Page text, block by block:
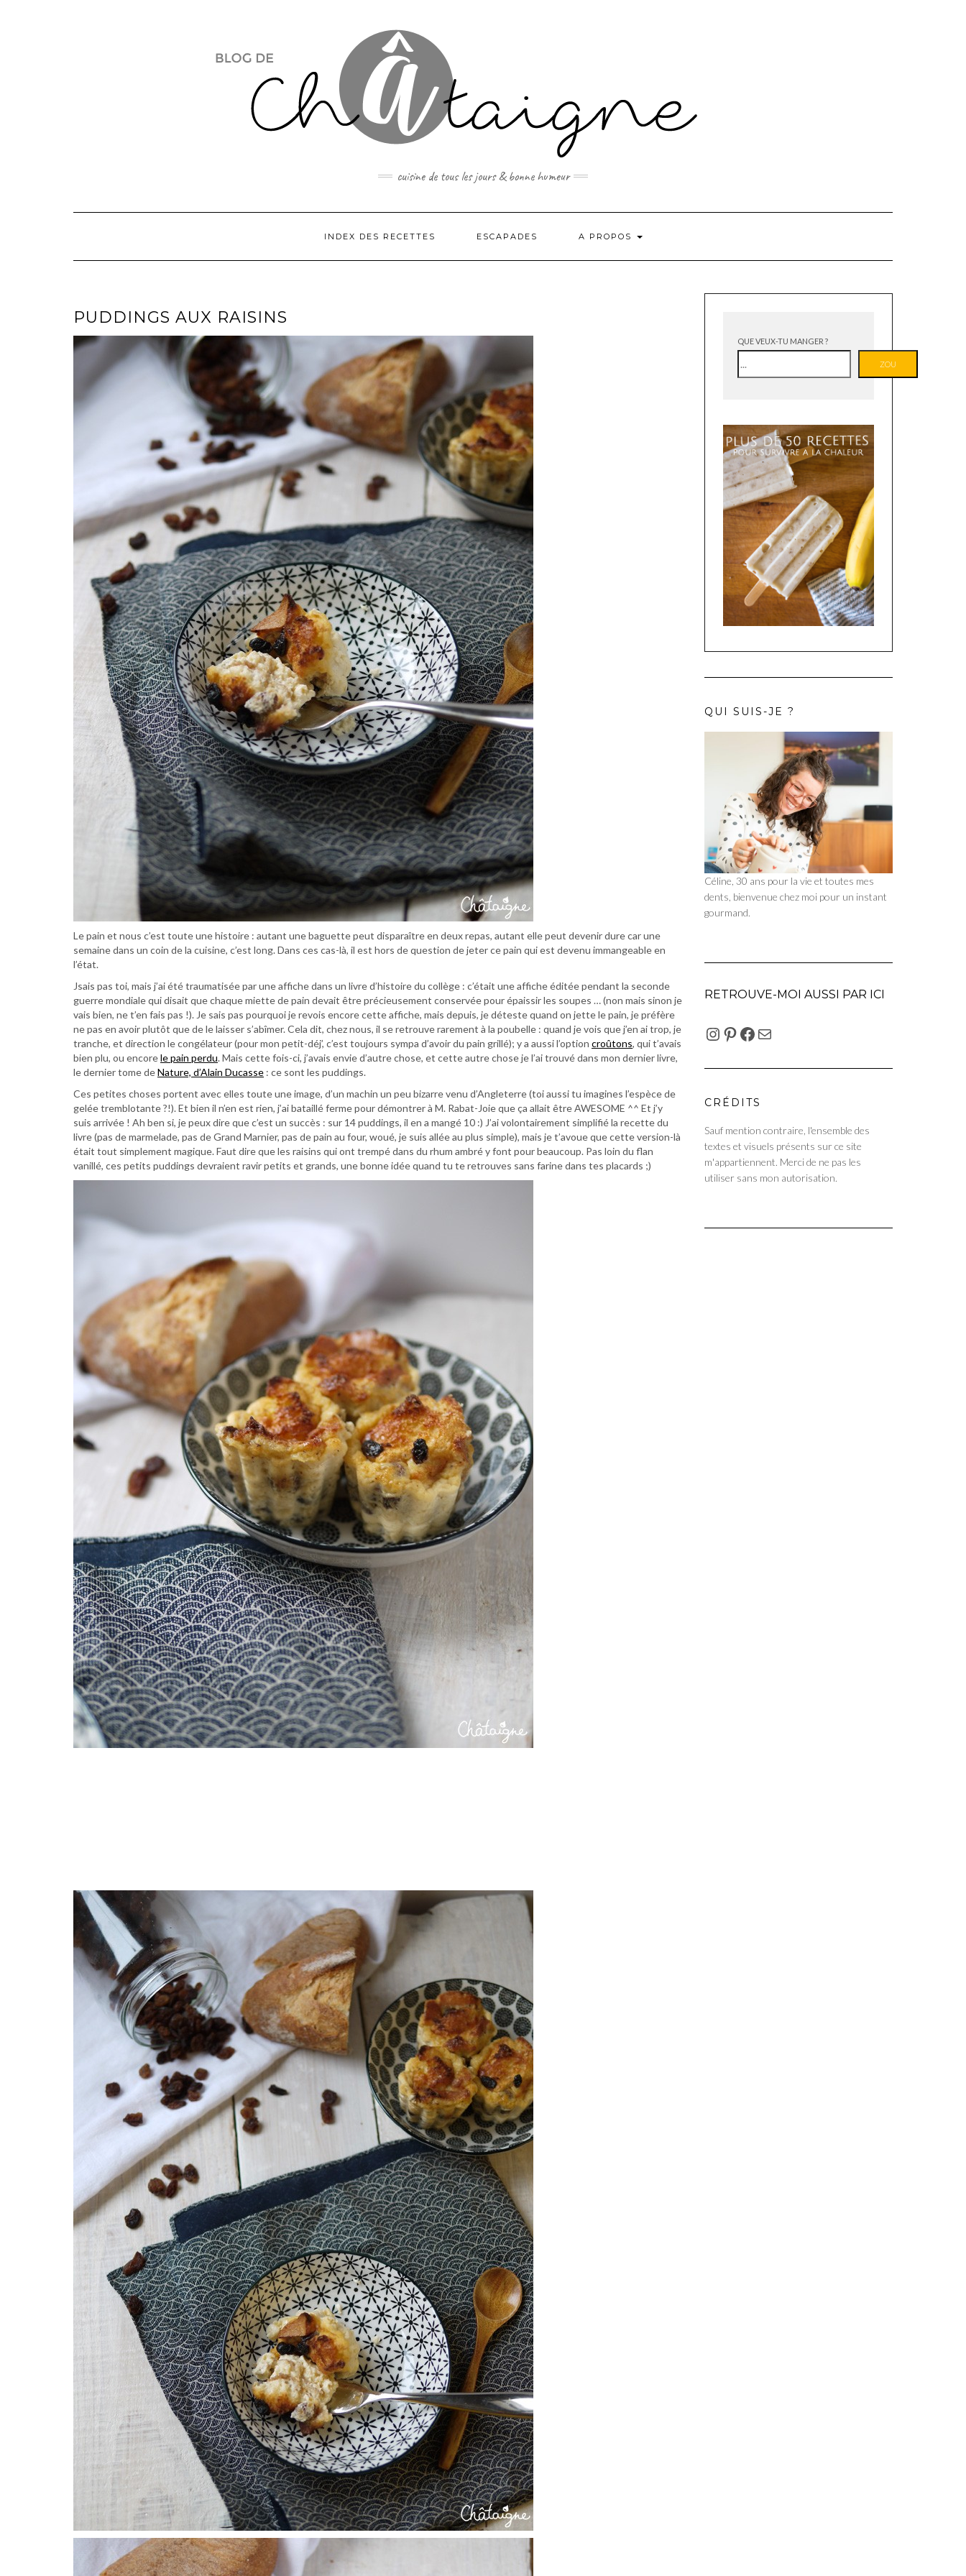
cuisine de tous les jours & bonne humeur
INDEX DES RECETTES ESCAPADES A PROPOS
PUDDINGS AUX RAISINS
Le pain et nous c’est toute une histoire : autant une baguette peut disparaître en deux repas, autant elle peut devenir dure car une
semaine dans un coin de la cuisine, c’est long. Dans ces cas-là, il est hors de question de jeter ce pain qui est devenu immangeable en
l’état.
Jsais pas toi, mais j’ai été traumatisée par une affiche dans un livre d’histoire du collège : c’était une affiche éditée pendant la seconde
guerre mondiale qui disait que chaque miette de pain devait être précieusement conservée pour épaissir les soupes … (non mais sinon je
vais bien, ne t’en fais pas !). Je sais pas pourquoi je revois encore cette affiche, mais depuis, je déteste quand on jette le pain, je préfère
ne pas en avoir plutôt que de le laisser s’abîmer. Cela dit, chez nous, il se retrouve rarement à la poubelle : quand je vois que j’en ai trop, je
tranche, et direction le congélateur (pour mon petit-déj’, c’est toujours sympa d’avoir du pain grillé); y a aussi l’option croûtons, qui t’avais
bien plu, ou encorele pain perdu. Mais cette fois-ci, j’avais envie d’autre chose, et cette autre chose je l’ai trouvé dans mon dernier livre,
le dernier tome deNature, d’Alain Ducasse : ce sont les puddings.
Ces petites choses portent avec elles toute une image, d’un machin un peu bizarre venu d’Angleterre (toi aussi tu imagines l’espèce de
gelée tremblotante ?!). Et bien il n’en est rien, j’ai bataillé ferme pour démontrer à M. Rabat-Joie que ça allait être AWESOME ^^ Et j’y
suis arrivée ! Ah ben si, je peux dire que c’est un succès : sur 14 puddings, il en a mangé 10 :) J’ai volontairement simplifié la recette du
livre (pas de marmelade, pas de Grand Marnier, pas de pain au four, woué, je suis allée au plus simple), mais je t’avoue que cette version-là
était tout simplement magique. Faut dire que les raisins qui ont trempé dans du rhum ambré y font pour beaucoup. Pas loin du flan
vanillé, ces petits puddings devraient ravir petits et grands, une bonne idée quand tu te retrouves sans farine dans tes placards ;)
QUE VEUX-TU MANGER ?
ZOU
QUI SUIS-JE ?
Céline, 30 ans pour la vie et toutes mes
dents, bienvenue chez moi pour un instant
gourmand.
RETROUVE-MOI AUSSI PAR ICI
INSTAGRAM
PINTEREST
FACEBOOK
E-MAIL
CRÉDITS
Sauf mention contraire, l'ensemble des
textes et visuels présents sur ce site
m'appartiennent. Merci de ne pas les
utiliser sans mon autorisation.